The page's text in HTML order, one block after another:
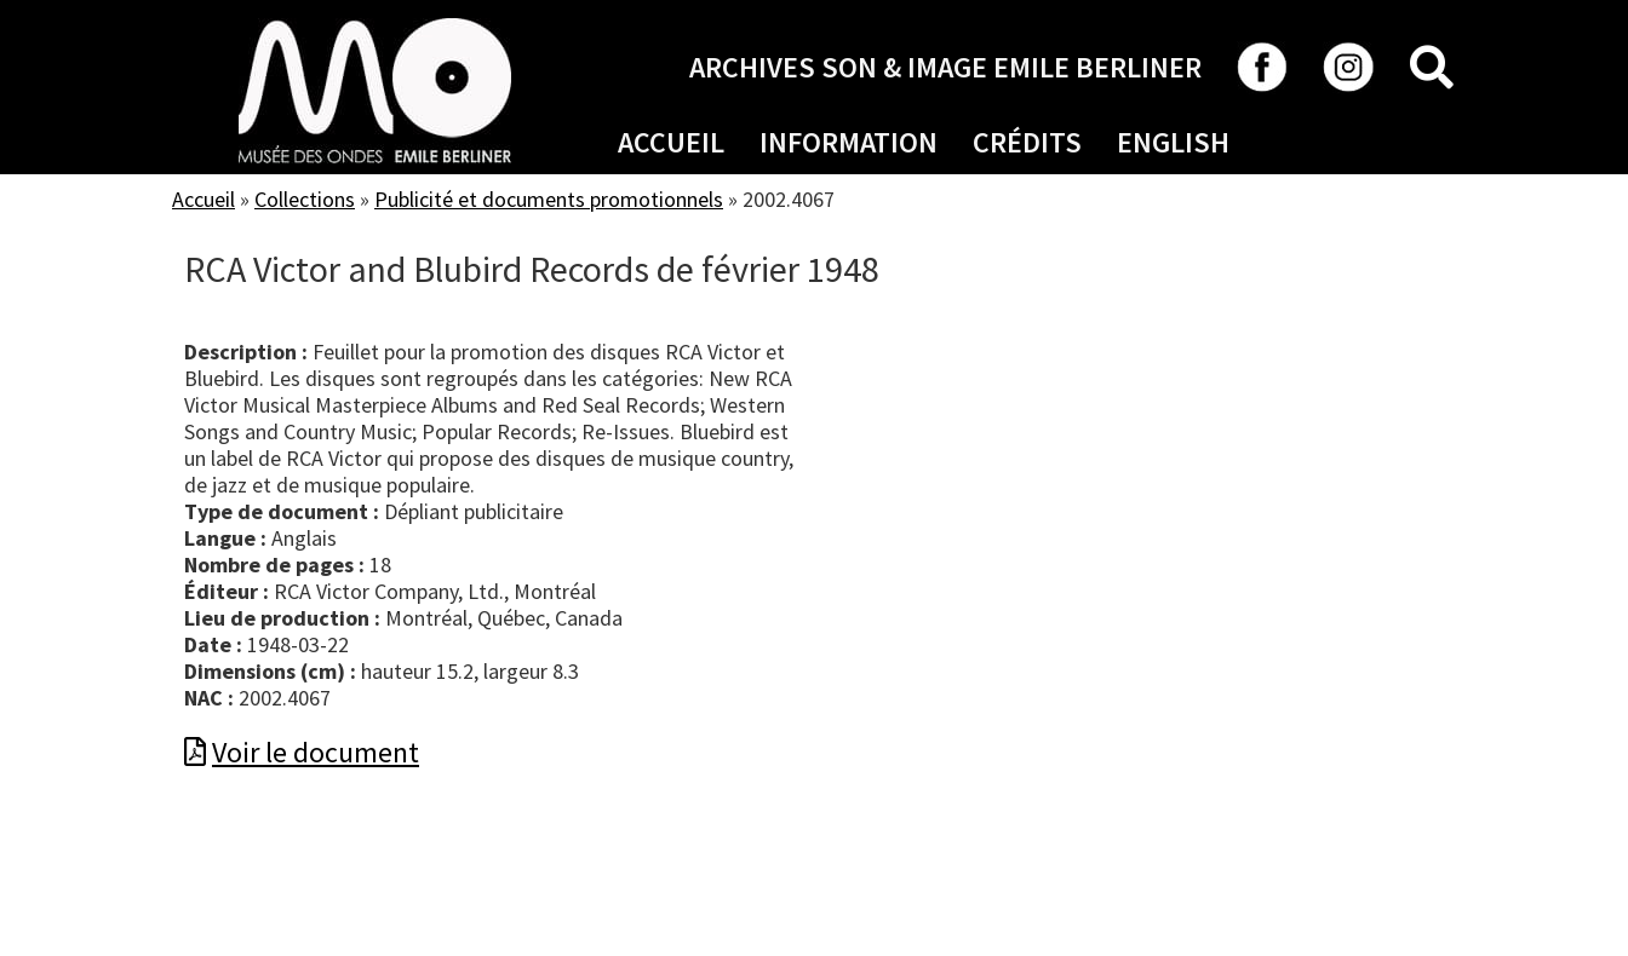
ARCHIVES SON & IMAGE EMILE BERLINER
ACCUEIL INFORMATION CRÉDITS ENGLISH
Accueil » Collections » Publicité et documents promotionnels » 2002.4067
RCA Victor and Blubird Records de février 1948
Description : Feuillet pour la promotion des disques RCA Victor et
Bluebird. Les disques sont regroupés dans les catégories: New RCA
Victor Musical Masterpiece Albums and Red Seal Records; Western
Songs and Country Music; Popular Records; Re-Issues. Bluebird est
un label de RCA Victor qui propose des disques de musique country,
de jazz et de musique populaire.
Type de document :
dépliant publicitaire
Langue : Anglais
Nombre de pages : 18
Éditeur : RCA Victor Company, Ltd., Montréal
Lieu de production : Montréal, Québec, Canada
Date : 1948-03-22
Dimensions (cm) : hauteur 15.2, largeur 8.3
NAC : 2002.4067
Voir le document